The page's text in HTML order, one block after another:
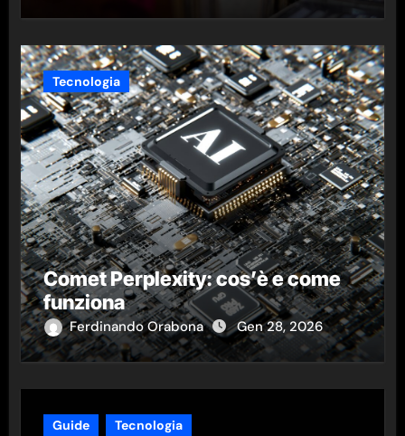
Tecnologia
Comet Perplexity: cos’è e come
funziona
Ferdinando Orabona Gen 28, 2026
Guide Tecnologia